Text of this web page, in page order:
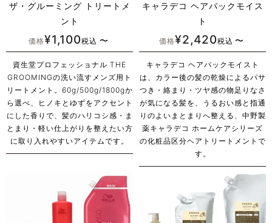
ザ・グルーミング トリートメ
ント
価格¥1,100税込 〜
資生堂プロフェッショナル THE
GROOMINGの洗い流すメンズ用ト
リートメント。60g/500g/1800gか
ら選べ、ヒノキとゆずをアクセント
にした香りで、髪のハリコシ感・ま
とまり・軽い仕上がりを整えたい方
に取り入れやすいアイテムです。
キャラデコ ヘアパックモイス
ト
価格¥2,420税込 〜
キャラデコ ヘアパックモイスト
は、カラー後の髪の乾燥によるパサ
つき・絡まり・ツヤ感の物足りなさ
が気になる髪を、うるおい感と指通
りのよいまとまりへ整える、中野製
薬キャラデコ ホームケアシリーズ
の化粧品区分ヘアトリートメントで
す。